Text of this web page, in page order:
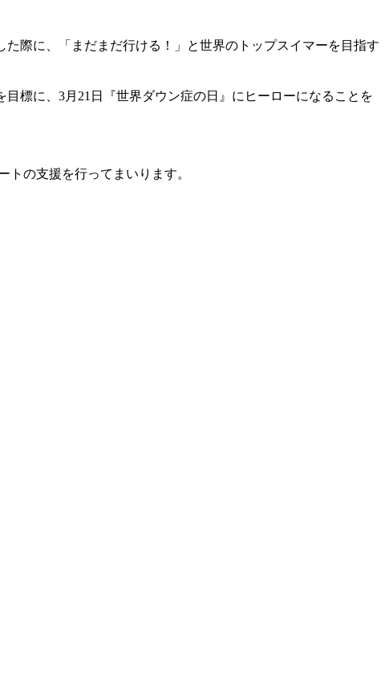
際に、「まだまだ行ける！」と世界のトップスイマーを目指す
標に、3月21日『世界ダウン症の日』にヒーローになることを
の支援を行ってまいります。